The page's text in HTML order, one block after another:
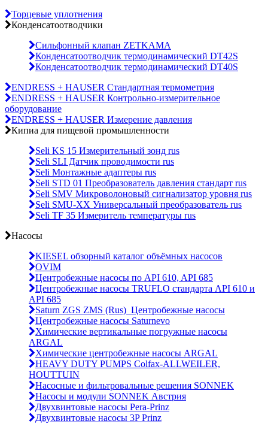
Торцевые уплотнения
Конденсатоотводчики
Сильфонный клапан ZETKAMA
Конденсатоотводчик термодинамический DT42S
Конденсатоотводчик термодинамический DT40S
ENDRESS + HAUSER Стандартная термометрия
ENDRESS + HAUSER Контрольно-измерительное
оборудование
ENDRESS + HAUSER Измерение давления
Кипиа для пищевой промышленности
Seli KS 15 Измерительный зонд rus
Seli SLI Датчик проводимости rus
Seli Монтажные адаптеры rus
Seli STD 01 Преобразователь давления стандарт rus
Seli SMV Микроволоновый сигнализатор уровня rus
Seli SMU-ХХ Универсальный преобразователь rus
Seli TF 35 Измеритель температуры rus
Насосы
KIESEL обзорный каталог объёмных насосов
OVIM
Центробежные насосы по API 610, API 685
Центробежные насосы TRUFLO стандарта API 610 и
API 685
Saturn ZGS ZMS (Rus)_Центробежные насосы
Центробежные насосы Saturnevo
Химические вертикальные погружные насосы
ARGAL
Химические центробежные насосы ARGAL
HEAVY DUTY PUMPS Colfax-ALLWEILER,
HOUTTUIN
Насосные и фильтровальные решения SONNEK
Насосы и модули SONNEK Австрия
Двухвинтовые насосы Pera-Prinz
Двухвинтовые насосы 3P Prinz